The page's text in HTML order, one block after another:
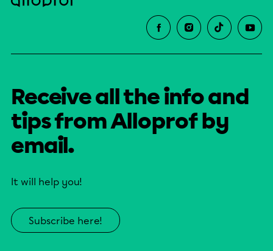
Receive all the info and
tips from Alloprof by
email.
It will help you!
Subscribe here!